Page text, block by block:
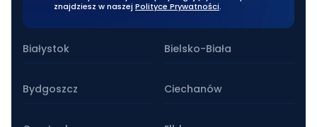
znajdziesz w naszej Polityce Prywatności.
Nasze oddziały stacjonarne
Białystok Bielsko-Biała
Bydgoszcz Ciechanów